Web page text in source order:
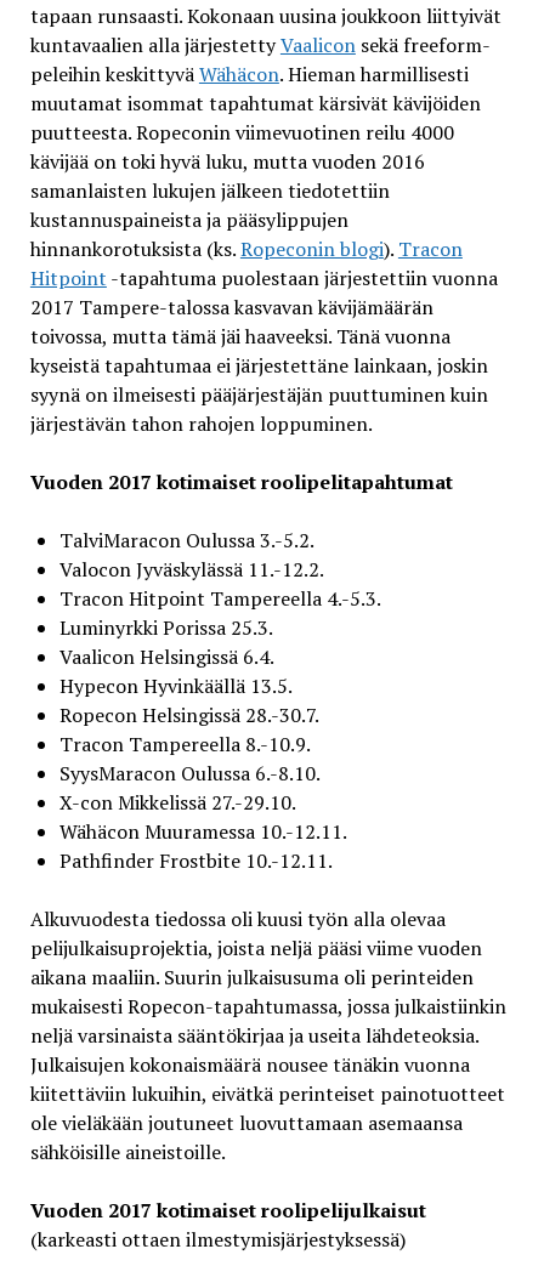
tapaan runsaasti. Kokonaan uusina joukkoon liittyivät
kuntavaalien alla järjestettyVaaliconsekä freeform-
peleihin keskittyväWähäcon. Hieman harmillisesti
muutamat isommat tapahtumat kärsivät kävijöiden
puutteesta. Ropeconin viimevuotinen reilu 4000
kävijää on toki hyvä luku, mutta vuoden 2016
samanlaisten lukujen jälkeen tiedotettiin
kustannuspaineista ja pääsylippujen
hinnankorotuksista (ks.Ropeconin blogi). Tracon
Hitpoint -tapahtuma puolestaan järjestettiin vuonna
2017 Tampere-talossa kasvavan kävijämäärän
toivossa, mutta tämä jäi haaveeksi. Tänä vuonna
kyseistä tapahtumaa ei järjestettäne lainkaan, joskin
syynä on ilmeisesti pääjärjestäjän puuttuminen kuin
järjestävän tahon rahojen loppuminen.
Vuoden 2017 kotimaiset roolipelitapahtumat
TalviMaracon Oulussa 3.-5.2.
Valocon Jyväskylässä 11.-12.2.
Tracon Hitpoint Tampereella 4.-5.3.
Luminyrkki Porissa 25.3.
Vaalicon Helsingissä 6.4.
Hypecon Hyvinkäällä 13.5.
Ropecon Helsingissä 28.-30.7.
Tracon Tampereella 8.-10.9.
SyysMaracon Oulussa 6.-8.10.
X-con Mikkelissä 27.-29.10.
Wähäcon Muuramessa 10.-12.11.
Pathfinder Frostbite 10.-12.11.
Alkuvuodesta tiedossa oli kuusi työn alla olevaa
pelijulkaisuprojektia, joista neljä pääsi viime vuoden
aikana maaliin. Suurin julkaisusuma oli perinteiden
mukaisesti Ropecon-tapahtumassa, jossa julkaistiinkin
neljä varsinaista sääntökirjaa ja useita lähdeteoksia.
Julkaisujen kokonaismäärä nousee tänäkin vuonna
kiitettäviin lukuihin, eivätkä perinteiset painotuotteet
ole vieläkään joutuneet luovuttamaan asemaansa
sähköisille aineistoille.
Vuoden 2017 kotimaiset roolipelijulkaisut
(karkeasti ottaen ilmestymisjärjestyksessä)